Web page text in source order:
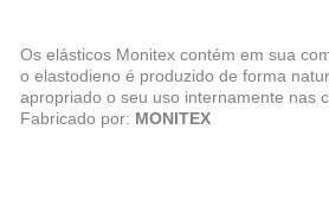
Os elásticos Monitex contém em sua
o elastodieno é produzido de forma
apropriado o seu uso internamente nas
Fabricado por: MONITEX